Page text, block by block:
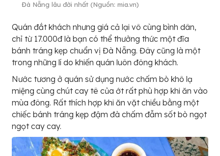
Đà Nẵng lâu đời nhất (Nguồn: mia.vn)
Quán đắt khách nhưng giá cả lại vô cùng bình dân,
chỉ từ 17.000đ là bạn có thể thưởng thức một đĩa
bánh tráng kẹp chuẩn vị Đà Nẵng. Đây cũng là một
trong những lí do khiến quán luôn đông khách.
Nước tương ở quán sử dụng nước chấm bò khô lạ
miệng cùng chút cay tê của ớt rất phù hợp khi ăn vào
mùa đông. Rất thích hợp khi ăn vặt chiều bằng một
chiếc bánh tráng kẹp đậm đà chấm đẫm sốt bò ngọt
ngọt cay cay.